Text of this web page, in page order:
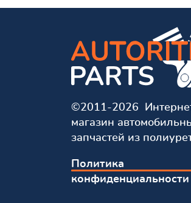
©2011-2026
магазин
запчастей из
Политика
конфиденциальности